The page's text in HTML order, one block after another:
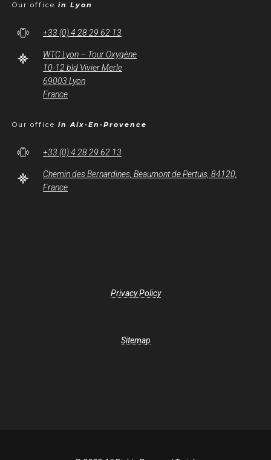
Our office in Lyon
+33 (0) 4 28 29 62 13
WTC Lyon – Tour Oxygène
10-12 bld Vivier Merle
69003 Lyon
France
Our office in Aix-En-Provence
+33 (0) 4 28 29 62 13
Chemin des Bernardines, Beaumont de Pertuis, 84120,
France
Privacy Policy
Sitemap